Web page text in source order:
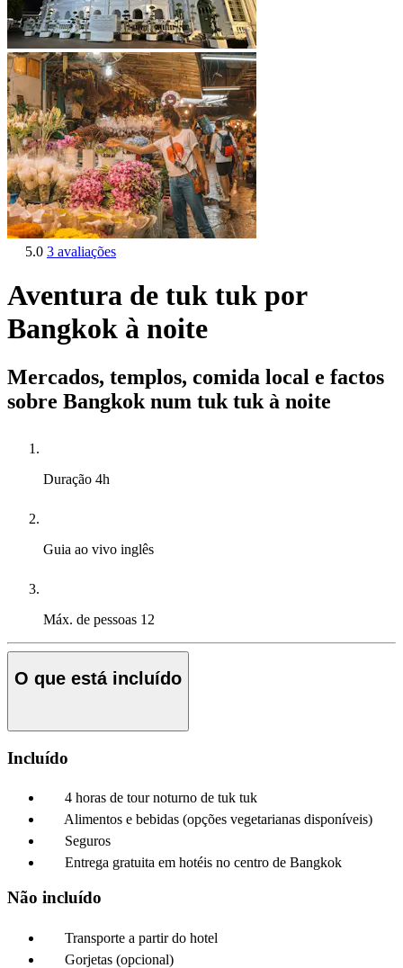
5.0 3 avaliações
Aventura de tuk tuk por
Bangkok à noite
Mercados, templos, comida local e factos
sobre Bangkok num tuk tuk à noite
Duração 4h
Guia ao vivo inglês
Máx. de pessoas 12
O que está incluído
Incluído
4 horas de tour noturno de tuk tuk
Alimentos e bebidas (opções vegetarianas disponíveis)
Seguros
Entrega gratuita em hotéis no centro de Bangkok
Não incluído
Transporte a partir do hotel
Gorjetas (opcional)